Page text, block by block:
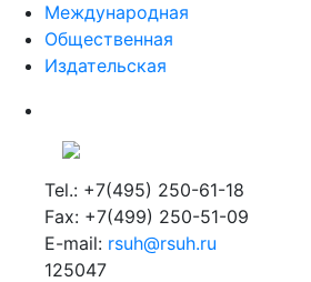
Международная
Общественная
Издательская
Tel.: +7(495) 250-61-18
Fax: +7(499) 250-51-09
E-mail: rsuh@rsuh.ru
125047